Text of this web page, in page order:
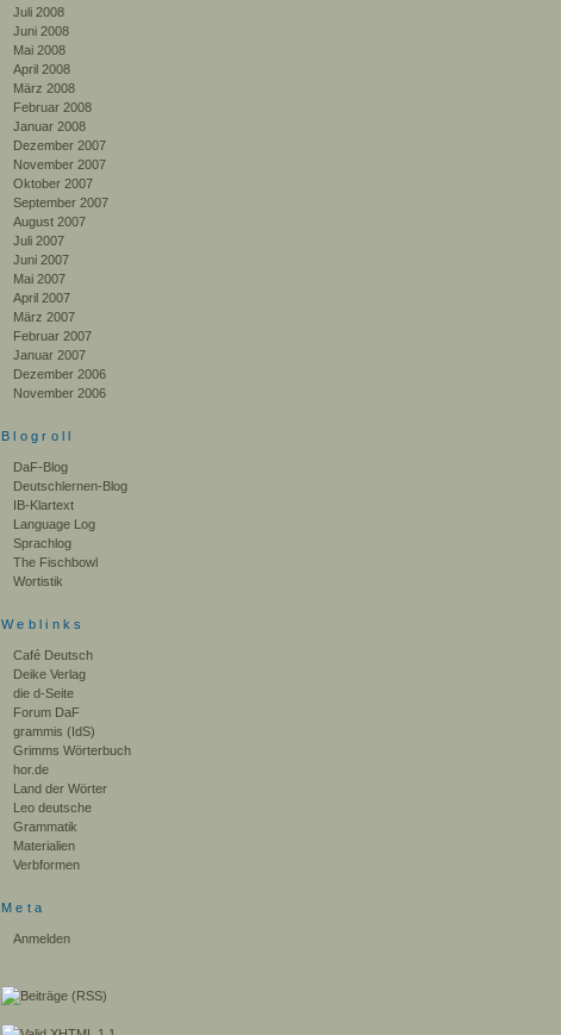
Juli 2008
Juni 2008
Mai 2008
April 2008
März 2008
Februar 2008
Januar 2008
Dezember 2007
November 2007
Oktober 2007
September 2007
August 2007
Juli 2007
Juni 2007
Mai 2007
April 2007
März 2007
Februar 2007
Januar 2007
Dezember 2006
November 2006
Blogroll
DaF-Blog
Deutschlernen-Blog
IB-Klartext
Language Log
Sprachlog
The Fischbowl
Wortistik
Weblinks
Café Deutsch
Deike Verlag
die d-Seite
Forum DaF
grammis (IdS)
Grimms Wörterbuch
hor.de
Land der Wörter
Leo deutsche
Grammatik
Materialien
Verbformen
Meta
Anmelden